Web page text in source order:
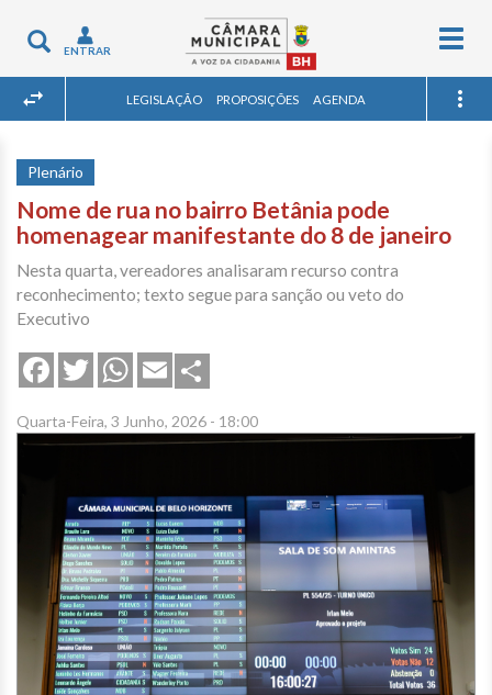
Toggle
navigation
ENTRAR
LEGISLAÇÃO PROPOSIÇÕES AGENDA
Plenário
Nome de rua no bairro Betânia pode
homenagear manifestante do 8 de janeiro
Nesta quarta, vereadores analisaram recurso contra
reconhecimento; texto segue para sanção ou veto do
Executivo
FacebookTwitterWhatsApp
Email
Quarta-Feira, 3 Junho, 2026 - 18:00